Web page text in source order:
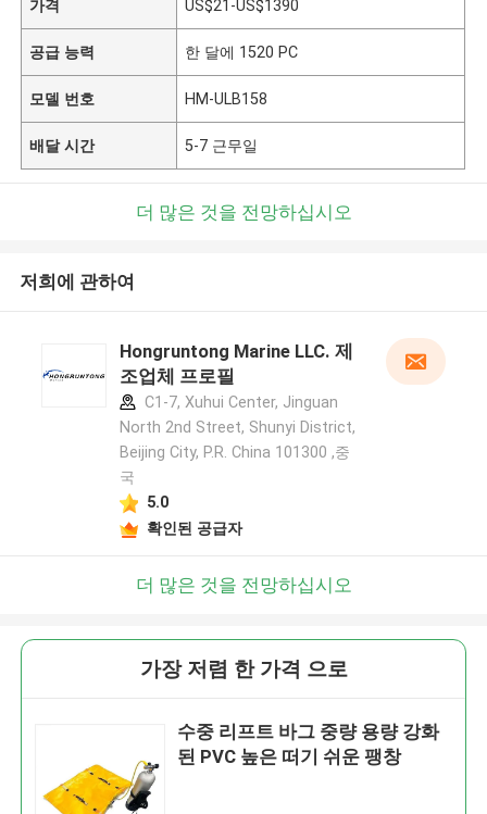
가격 US$21-US$1390
공급 능력 한 달에 1520 PC
모델 번호 HM-ULB158
배달 시간 5-7 근무일
더 많은 것을 전망하십시오
저희에 관하여
Hongruntong Marine LLC. 제
조업체 프로필
C1-7, Xuhui Center, Jinguan
North 2nd Street, Shunyi District,
Beijing City, P.R. China 101300 ,중
국
5.0
확인된 공급자
더 많은 것을 전망하십시오
가장 저렴 한 가격 으로
수중 리프트 바그 중량 용량 강화
된 PVC 높은 떠기 쉬운 팽창